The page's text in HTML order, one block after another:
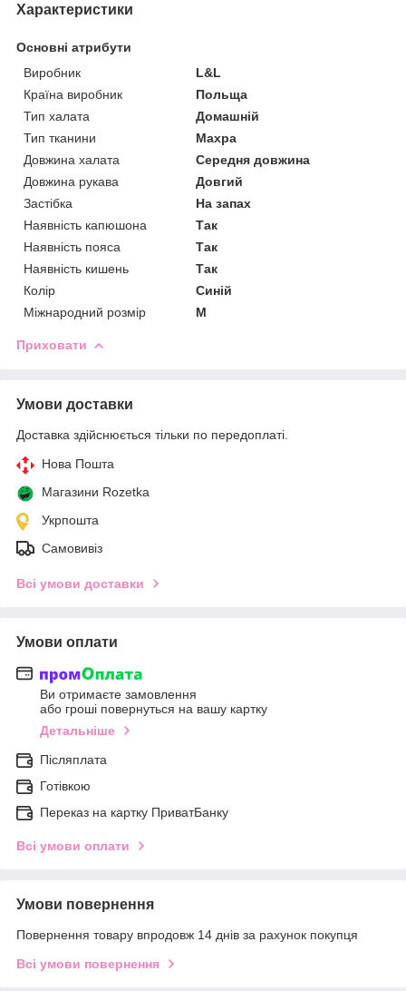
Характеристики
Основні атрибути
Виробник
L&L
Країна виробник
Польща
Тип халата
Домашній
Тип тканини
Махра
Довжина халата
Середня довжина
Довжина рукава
Довгий
Застібка
На запах
Наявність капюшона
Так
Наявність пояса
Так
Наявність кишень
Так
Колір
Синій
Міжнародний розмір
M
Приховати
Умови доставки
Доставка здійснюється тільки по передоплаті.
Нова Пошта
Магазини Rozetka
Укрпошта
Самовивіз
Всі умови доставки
Умови оплати
Ви отримаєте замовлення
або гроші повернуться на вашу картку
Детальніше
Післяплата
Готівкою
Переказ на картку ПриватБанку
Всі умови оплати
Умови повернення
Повернення товару впродовж 14 днів за рахунок покупця
Всі умови повернення